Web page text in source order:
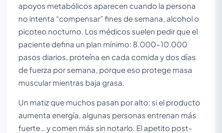
apoyos metabólicos aparecen cuando la persona
no intenta “compensar” fines de semana, alcohol o
picoteo nocturno. Los médicos suelen pedir que el
paciente defina un plan mínimo: 8.000–10.000
pasos diarios, proteína en cada comida y dos días
de fuerza por semana, porque eso protege masa
muscular mientras baja grasa.
Un matiz que muchos pasan por alto: si el producto
aumenta energía, algunas personas entrenan más
fuerte… y comen más sin notarlo. El apetito post-